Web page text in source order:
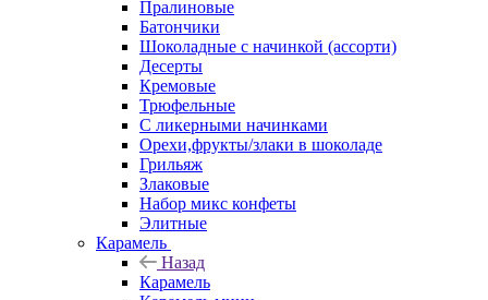
Пралиновые
Батончики
Шоколадные с начинкой (ассорти)
Десерты
Кремовые
Трюфельные
С ликерными начинками
Орехи,фрукты/злаки в шоколаде
Грильяж
Злаковые
Набор микс конфеты
Элитные
Карамель
Назад
Карамель